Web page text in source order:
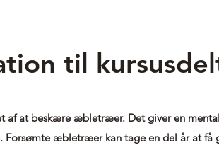
til
af at beskære æbletræer. Det giver en
Forsømte æbletræer kan tage en del år at